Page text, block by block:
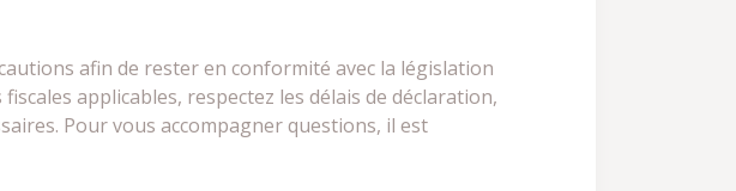
afin de rester en conformité avec la législation
applicables, respectez les délais de déclaration,
Pour vous accompagner questions, il est